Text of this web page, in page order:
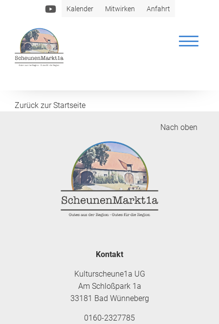
Kalender Mitwirken Anfahrt
Zurück zur Startseite
Nach oben
Kontakt
Kulturscheune1a UG
Am Schloßpark 1a
33181 Bad Wünneberg
0160-2327785